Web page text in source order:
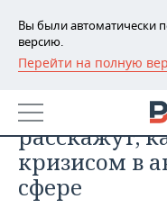
Вы были автоматически
версию.
Перейти на полную
РЕГИОНЫ
БАШКОРТОСТАН
ТАТАРСТАН
УДМУРТИЯ
НОВОСТИ
АНАЛИТИКА
НОВОСТИ
ЭКОНОМИКА
На
расскажут,
кризисом в
сфере